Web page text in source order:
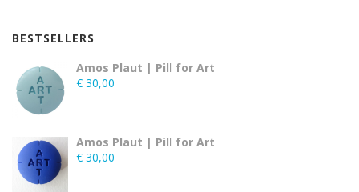
BESTSELLERS
Amos Plaut | Pill for Art
€ 30,00
Amos Plaut | Pill for Art
€ 30,00